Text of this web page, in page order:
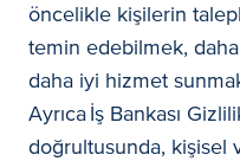
öncelikle kişilerin
temin edebilmek, daha
daha iyi hizmet
Ayrıca İş Bankası
doğrultusunda, kişisel